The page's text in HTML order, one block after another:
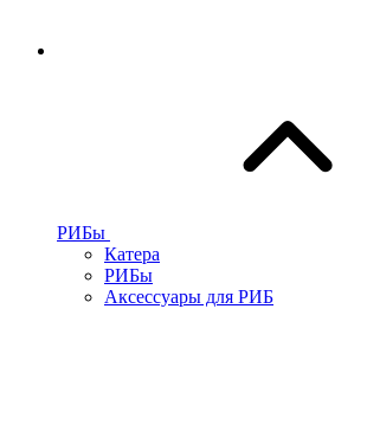
РИБы
Катера
РИБы
Аксессуары для РИБ